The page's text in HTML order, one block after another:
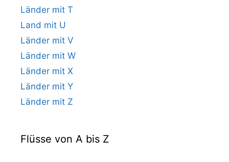
Länder mit T
Land mit U
Länder mit V
Länder mit W
Länder mit X
Länder mit Y
Länder mit Z
Flüsse von A bis Z